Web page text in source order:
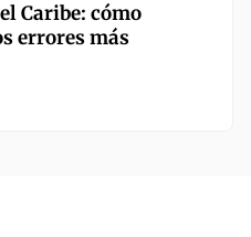
Caribe: cómo
errores más